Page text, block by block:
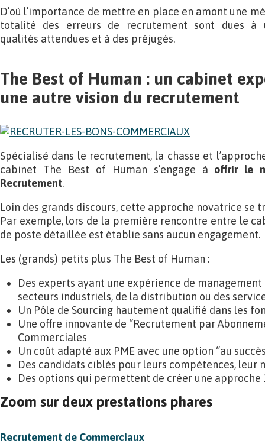
D’où l’importance de mettre en place en amont une
totalité des erreurs de recrutement sont dues à
qualités attendues et à des préjugés.
The Best of Human : un cabinet
une autre vision du recrutement
Spécialisé dans le recrutement, la chasse et
cabinet The Best of Human s’engage à offrir le
Recrutement.
Loin des grands discours, cette approche novatrice se
Par exemple, lors de la première rencontre entre le
de poste détaillée est établie sans aucun engagement.
Les (grands) petits plus The Best of Human :
Des experts ayant une expérience de management
secteurs industriels, de la distribution ou des
Un Pôle de Sourcing hautement qualifié dans les
Une offre innovante de “Recrutement par
Commerciales
Un coût adapté aux PME avec une option “au
Des candidats ciblés pour leurs compétences, leur
Des options qui permettent de créer une approche
Zoom sur deux prestations phares
Recrutement de Commerciaux